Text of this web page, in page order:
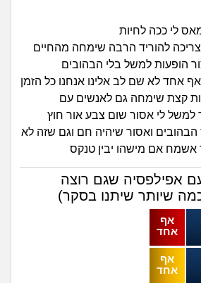
מתחם הטיפים
מדורים
זוגיות
היריון ולידה
הורות ומשפחה
מתבגרים
חיפוש שאלות
הרשמה | התחברות
לי ככה לחיות
להוריד הרבה שימחה מהחיים
הופעות למשל בלי הבהובים
אחד לא שם לב אלינו אנחנו כל הזמן
קצת שימחה גם לאנשים עם
למשל לי אסור שום צבע אור חוץ
הבהובים ואסור שיהיה חם וגם שזה לא
אשמח אם מישהו יבין טנקס
אפילפסיה שגם רוצה
שיותר שיתנו בסקר)
אף
אחד
אף
אחד